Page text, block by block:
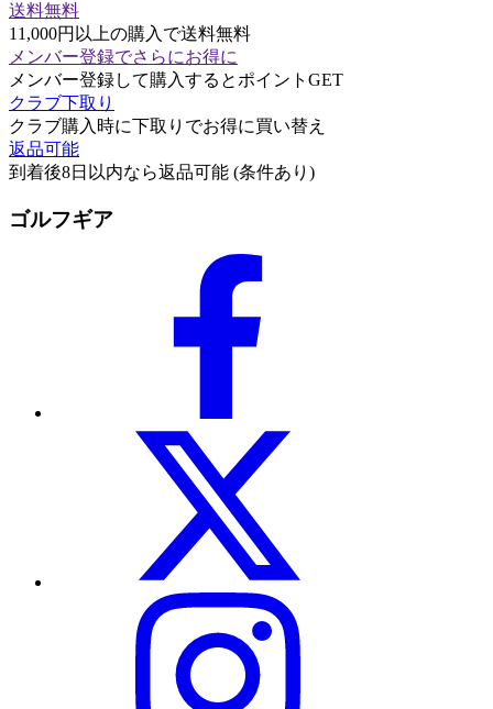
送料無料
11,000円以上の購入で送料無料
メンバー登録でさらにお得に
メンバー登録して購入するとポイントGET
クラブ下取り
クラブ購入時に下取りでお得に買い替え
返品可能
到着後8日以内なら返品可能 (条件あり)
ゴルフギア